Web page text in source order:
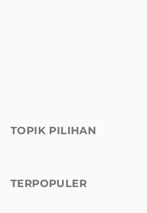
TOPIK PILIHAN
TERPOPULER